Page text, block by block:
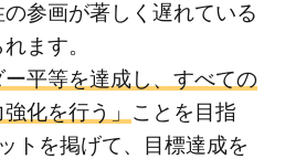
参画が著しく遅れている
ます。
ー平等を達成し、すべての
化を行う」 ことを目指
トを掲げて、目標達成を